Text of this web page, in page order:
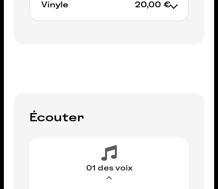
AJOUTER AU PANIER
Vinyle 20,00 €
Écouter
01 des voix